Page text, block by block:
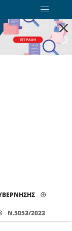
×
Ν.5053/2023